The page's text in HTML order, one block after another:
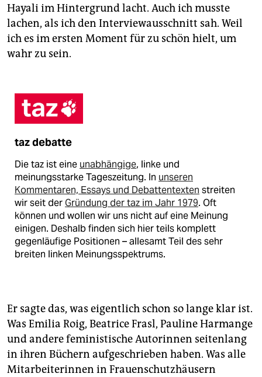
Hayali im Hintergrund lacht. Auch ich musste
lachen, als ich den Interviewausschnitt sah. Weil
ich es im ersten Moment für zu schön hielt, um
wahr zu sein.
taz debatte
Die taz ist eine unabhängige, linke und
meinungsstarke Tageszeitung. In unseren
Kommentaren, Essays und Debattentexten streiten
wir seit derGründung der taz im Jahr 1979. Oft
können und wollen wir uns nicht auf eine Meinung
einigen. Deshalb finden sich hier teils komplett
gegenläufige Positionen – allesamt Teil des sehr
breiten linken Meinungsspektrums.
Er sagte das, was eigentlich schon so lange klar ist.
Was Emilia Roig, Beatrice Frasl, Pauline Harmange
und andere feministische Autorinnen seitenlang
in ihren Büchern aufgeschrieben haben. Was alle
Mitarbeiterinnen in Frauenschutzhäusern